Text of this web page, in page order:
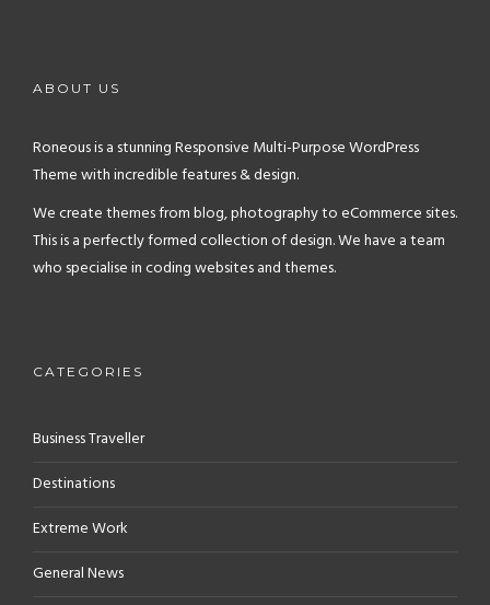
ABOUT US
Roneous is a stunning Responsive Multi-Purpose WordPress
Theme with incredible features & design.
We create themes from blog, photography to eCommerce sites.
This is a perfectly formed collection of design. We have a team
who specialise in coding websites and themes.
CATEGORIES
Business Traveller
Destinations
Extreme Work
General News